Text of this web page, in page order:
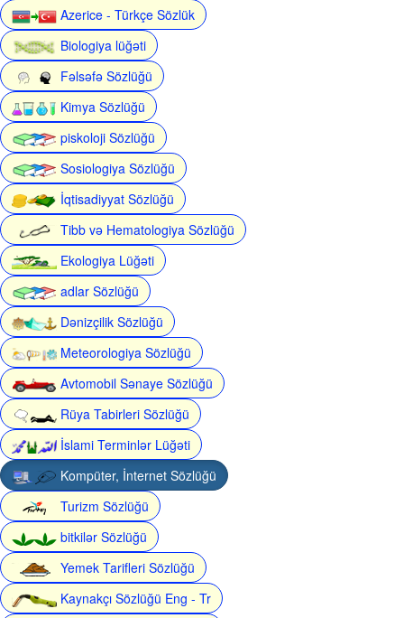
Azerice - Türkçe Sözlük
Biologiya lüğəti
Fəlsəfə Sözlüğü
Kimya Sözlüğü
piskoloji Sözlüğü
Sosiologiya Sözlüğü
İqtisadiyyat Sözlüğü
Tibb və Hematologiya Sözlüğü
Ekologiya Lüğəti
adlar Sözlüğü
Dənizçilik Sözlüğü
Meteorologiya Sözlüğü
Avtomobil Sənaye Sözlüğü
Rüya Tabirleri Sözlüğü
İslami Terminlər Lüğəti
Kompüter, İnternet Sözlüğü
Turizm Sözlüğü
bitkilər Sözlüğü
Yemek Tarifleri Sözlüğü
Kaynakçı Sözlüğü Eng - Tr